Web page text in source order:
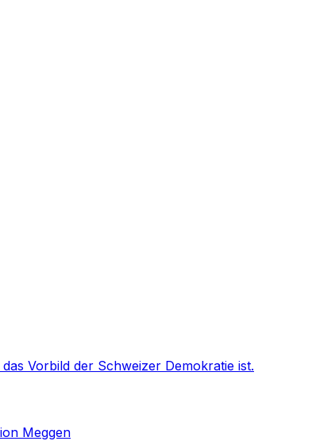
Vorbild der Schweizer Demokratie ist.
Meggen